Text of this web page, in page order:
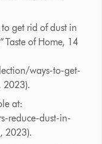
get rid of dust in
Taste of Home, 14
ways-to-get-
2023).
at:
reduce-dust-in-
2023).